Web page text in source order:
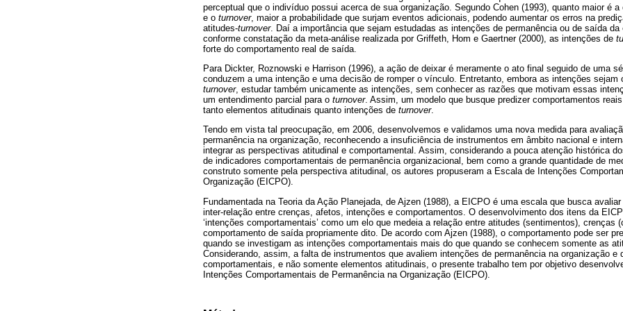
perceptual que o indivíduo possui acerca de sua organização. Segundo Cohen (1993), quanto maior é
e o turnover, maior a probabilidade que surjam eventos adicionais, podendo aumentar os erros na
atitudes-turnover. Daí a importância que sejam estudadas as intenções de permanência ou de saída da
conforme constatação da meta-análise realizada por Griffeth, Hom e Gaertner (2000), as intenções de
forte do comportamento real de saída.
Para Dickter, Roznowski e Harrison (1996), a ação de deixar é meramente o ato final seguido de uma
conduzem a uma intenção e uma decisão de romper o vínculo. Entretanto, embora as intenções sejam
turnover, estudar também unicamente as intenções, sem conhecer as razões que motivam essas
um entendimento parcial para o turnover. Assim, um modelo que busque predizer comportamentos
tanto elementos atitudinais quanto intenções de turnover.
Tendo em vista tal preocupação, em 2006, desenvolvemos e validamos uma nova medida para
permanência na organização, reconhecendo a insuficiência de instrumentos em âmbito nacional e
integrar as perspectivas atitudinal e comportamental. Assim, considerando a pouca atenção histórica
de indicadores comportamentais de permanência organizacional, bem como a grande quantidade de
construto somente pela perspectiva atitudinal, os autores propuseram a Escala de Intenções
Organização (EICPO).
Fundamentada na Teoria da Ação Planejada, de Ajzen (1988), a EICPO é uma escala que busca
inter-relação entre crenças, afetos, intenções e comportamentos. O desenvolvimento dos itens da
‘intenções comportamentais’ como um elo que medeia a relação entre atitudes (sentimentos), crenças
comportamento de saída propriamente dito. De acordo com Ajzen (1988), o comportamento pode ser
quando se investigam as intenções comportamentais mais do que quando se conhecem somente as
Considerando, assim, a falta de instrumentos que avaliem intenções de permanência na organização e
comportamentais, e não somente elementos atitudinais, o presente trabalho tem por objetivo
Intenções Comportamentais de Permanência na Organização (EICPO).